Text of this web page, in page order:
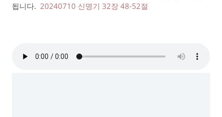
됩니다. 20240710 신명기 32장 48-52절